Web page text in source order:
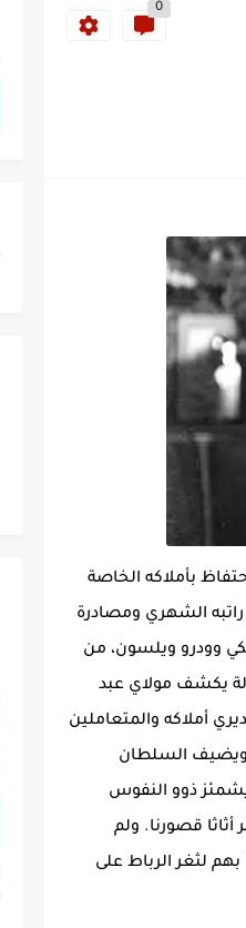
0
مع فرنسا سنة 1912، على أساس الاحتفاظ بأملاكه الخاصة
الشهري ومصادرة
وودرو ويلسون، من
يكشف مولاي عبد
أملاكه والمتعاملين
ويضيف السلطان
ذوو النفوس
قصورنا. ولم
لثغر الرباط على